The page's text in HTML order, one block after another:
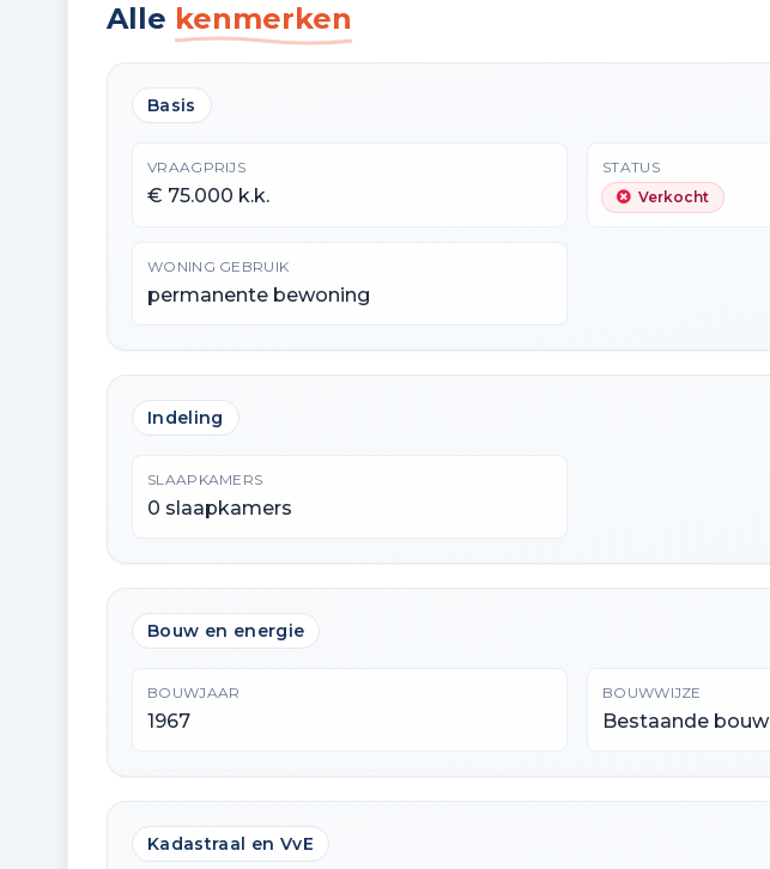
Alle kenmerken
Basis
VRAAGPRIJS
€ 75.000 k.k.
STATUS
Verkocht
WONING GEBRUIK
permanente bewoning
Indeling
SLAAPKAMERS
0 slaapkamers
Bouw en energie
BOUWJAAR
1967
BOUWWIJZE
Bestaande bouw
Kadastraal en VvE